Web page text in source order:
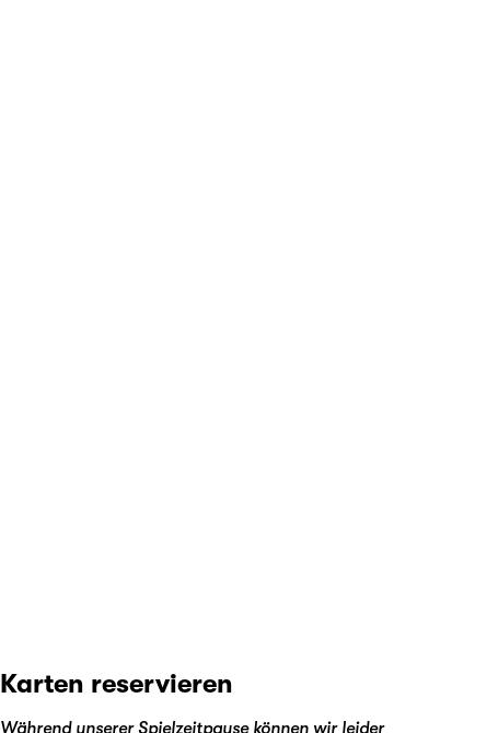
Karten reservieren
Während unserer Spielzeitpause können wir leider